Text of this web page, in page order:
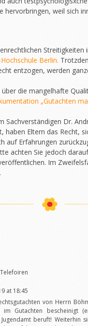
hervorbringen, weil sich
Berlin.
entzogen, werden
die mangelhafte
„Gutachten
Sachverständigen Dr.
haben Eltern das Recht,
auf Erfahrungen
achten Sie jedoch
Im
at 18:45
von Herrn
Gutachten bescheinigt
beruft! Weiterhin